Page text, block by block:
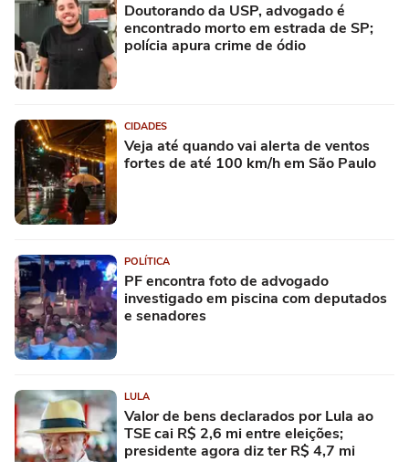
Doutorando da USP, advogado é
encontrado morto em estrada de SP;
polícia apura crime de ódio
CIDADES
Veja até quando vai alerta de ventos
fortes de até 100 km/h em São Paulo
POLÍTICA
PF encontra foto de advogado
investigado em piscina com deputados
e senadores
LULA
Valor de bens declarados por Lula ao
TSE cai R$ 2,6 mi entre eleições;
presidente agora diz ter R$ 4,7 mi